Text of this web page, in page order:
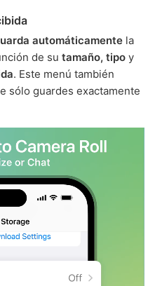
automáticamente la
de su tamaño, tipo y
. Este menú también
sólo guardes exactamente